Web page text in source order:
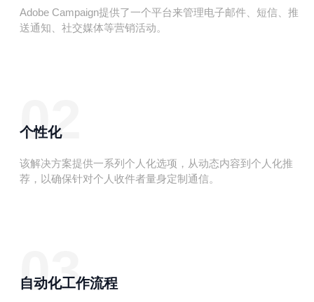
Adobe Campaign提供了一个平台来管理电子邮件、短信、推
送通知、社交媒体等营销活动。
个性化
02
该解决方案提供一系列个人化选项，从动态内容到个人化推
荐，以确保针对个人收件者量身定制通信。
自动化工作流程
03